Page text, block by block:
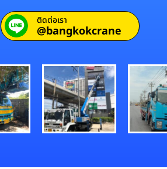
ติดต่อเรา
@bangkokcrane